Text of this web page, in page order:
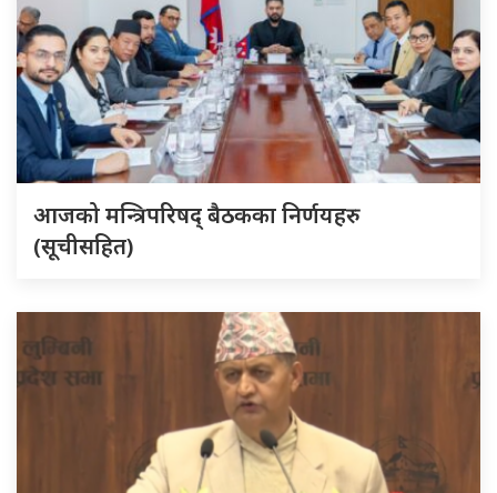
आजको मन्त्रिपरिषद् बैठकका निर्णयहरु
(सूचीसहित)